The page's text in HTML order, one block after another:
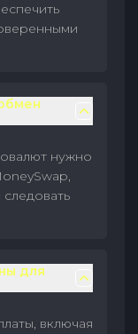
нужно
для
включая